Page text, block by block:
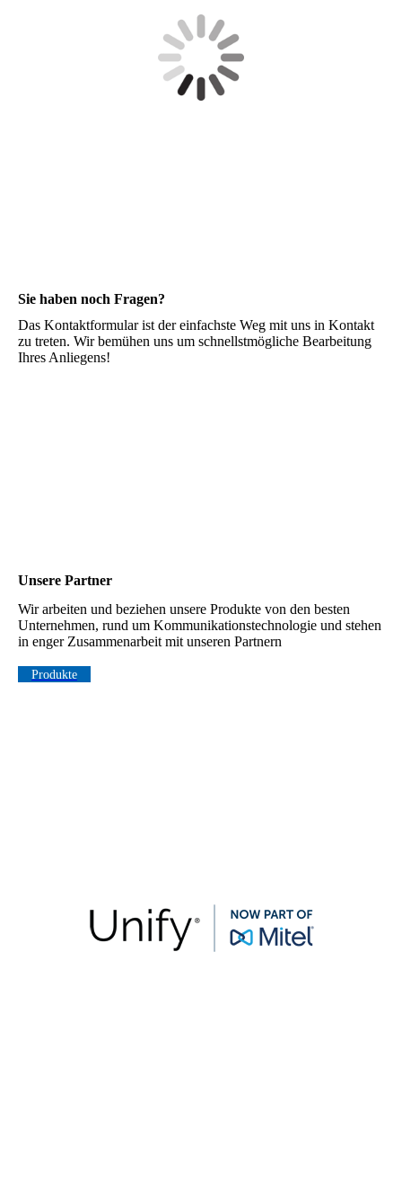
Sie haben noch Fragen?
Das Kontaktformular ist der einfachste Weg mit uns in Kontakt
zu treten. Wir bemühen uns um schnellstmögliche Bearbeitung
Ihres Anliegens!
Unsere Partner
Wir arbeiten und beziehen unsere Produkte von den besten
Unternehmen, rund um Kommunikationstechnologie und stehen
in enger Zusammenarbeit mit unseren Partnern
Produkte